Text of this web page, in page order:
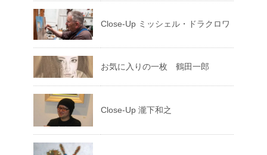
Close-Up ミッシェル・ドラクロワ
お気に入りの一枚 鶴田一郎
Close-Up 瀧下和之